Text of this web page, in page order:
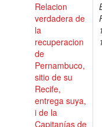
Relacion
verdadera de
la
recuperacion
de
Pernambuco,
sitio de su
Recife,
entrega suya,
i de la
Capitanías de